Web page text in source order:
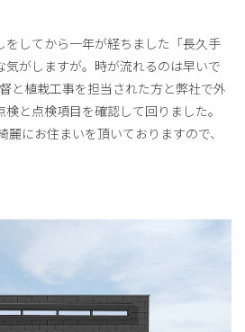
してから一年が経ちました「長久手
がしますが。時が流れるのは早いで
と植栽工事を担当された方と弊社で外
と点検項目を確認して回りました。
麗にお住まいを頂いておりますので、